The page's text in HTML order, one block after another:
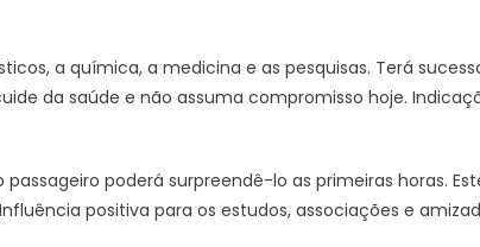
a química, a medicina e as pesquisas. Terá
da saúde e não assuma compromisso hoje.
poderá surpreendê-lo as primeiras horas.
positiva para os estudos, associações e